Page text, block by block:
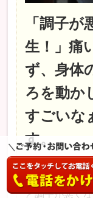
「調子
生！」痛
ず、身体
ろを動か
すごいな
す。
杉森先生には
ています。初
と調子が悪く